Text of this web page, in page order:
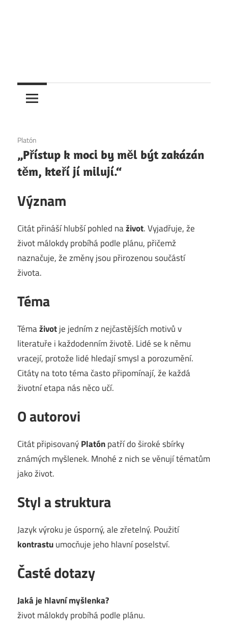
1. 12. 2020
Platón
„Přístup k moci by měl být zakázán
těm, kteří jí milují.“
Význam
Citát přináší hlubší pohled naživot. Vyjadřuje, že
život málokdy probíhá podle plánu, přičemž
naznačuje, že změny jsou přirozenou součástí
života.
Téma
Témaživotje jedním z nejčastějších motivů v
literatuře i každodenním životě. Lidé se k němu
vracejí, protože lidé hledají smysl a porozumění.
Citáty na toto téma často připomínají, že každá
životní etapa nás něco učí.
O autorovi
Citát připisovanýPlatónpatří do široké sbírky
známých myšlenek. Mnohé z nich se věnují tématům
jako život.
Styl a struktura
Jazyk výroku je úsporný, ale zřetelný. Použití
kontrastuumocňuje jeho hlavní poselství.
Časté dotazy
Jaká je hlavní myšlenka?
život málokdy probíhá podle plánu.